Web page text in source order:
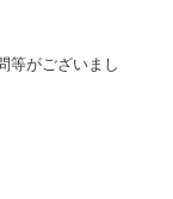
等がございまし